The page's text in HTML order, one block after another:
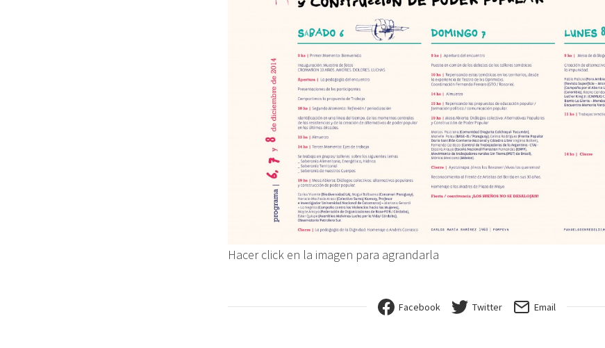
Hacer click en la imagen para agrandarla
Facebook Twitter Email